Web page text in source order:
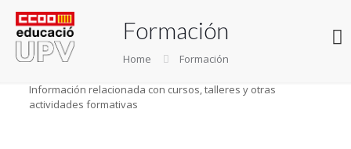
Formación
Home Formación
Información relacionada con cursos, talleres y otras
actividades formativas